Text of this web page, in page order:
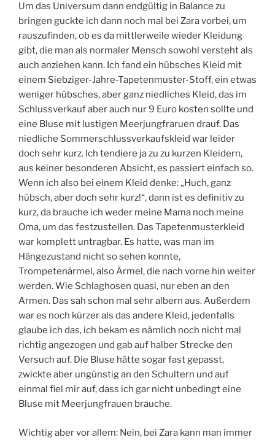
Um das Universum dann endgültig in Balance zu
bringen guckte ich dann noch mal bei Zara vorbei, um
rauszufinden, ob es da mittlerweile wieder Kleidung
gibt, die man als normaler Mensch sowohl versteht als
auch anziehen kann. Ich fand ein hübsches Kleid mit
einem Siebziger-Jahre-Tapetenmuster-Stoff, ein etwas
weniger hübsches, aber ganz niedliches Kleid, das im
Schlussverkauf aber auch nur 9 Euro kosten sollte und
eine Bluse mit lustigen Meerjungfraruen drauf. Das
niedliche Sommerschlussverkaufskleid war leider
doch sehr kurz. Ich tendiere ja zu zu kurzen Kleidern,
aus keiner besonderen Absicht, es passiert einfach so.
Wenn ich also bei einem Kleid denke: „Huch, ganz
hübsch, aber doch sehr kurz!“, dann ist es definitiv zu
kurz, da brauche ich weder meine Mama noch meine
Oma, um das festzustellen. Das Tapetenmusterkleid
war komplett untragbar. Es hatte, was man im
Hängezustand nicht so sehen konnte,
Trompetenärmel, also Ärmel, die nach vorne hin weiter
werden. Wie Schlaghosen quasi, nur eben an den
Armen. Das sah schon mal sehr albern aus. Außerdem
war es noch kürzer als das andere Kleid, jedenfalls
glaube ich das, ich bekam es nämlich noch nicht mal
richtig angezogen und gab auf halber Strecke den
Versuch auf. Die Bluse hätte sogar fast gepasst,
zwickte aber ungünstig an den Schultern und auf
einmal fiel mir auf, dass ich gar nicht unbedingt eine
Bluse mit Meerjungfrauen brauche.
Wichtig aber vor allem: Nein, bei Zara kann man immer